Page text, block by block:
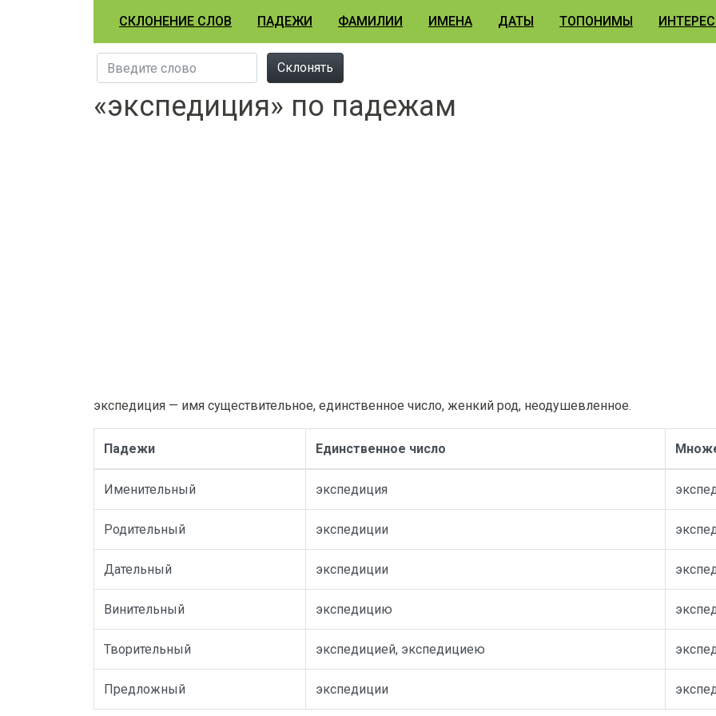
СКЛОНЕНИЕ СЛОВ ПАДЕЖИ ФАМИЛИИ ИМЕНА ДАТЫ ТОПОНИМЫ
Склонять
«экспедиция» по падежам
экспедиция — имя существительное, единственное число, женкий род, неодушевленное.
Падежи Единственное число
Именительный экспедиция
Родительный экспедиции
Дательный экспедиции
Винительный экспедицию
Творительный экспедицией, экспедициею
Предложный экспедиции